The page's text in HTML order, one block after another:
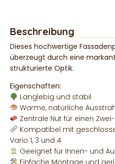
Beschreibung
Dieses hochwertige
überzeugt durch eine
strukturierte Optik.
Eigenschaften:
Langlebig und stabil
Warme, natürliche
Zentrale Nut für einen
Kompatibel mit
Vario 1, 3 und 4
Geeignet für Innen- und